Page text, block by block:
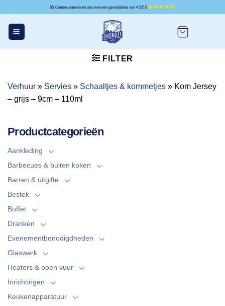
inhoud
65 klanten waarderen ons met een gemiddelde van 4.5/5.0
FILTER
Verhuur » Servies » Schaaltjes & kommetjes » Kom Jersey
– grijs – 9cm – 110ml
Productcategorieën
Aankleding
Barbecues & buiten koken
Barren & uitgifte
Bestek
Buffet
Dranken
Evenementbenodigdheden
Glaswerk
Heaters & open vuur
Inrichtingen
Keukenapparatuur